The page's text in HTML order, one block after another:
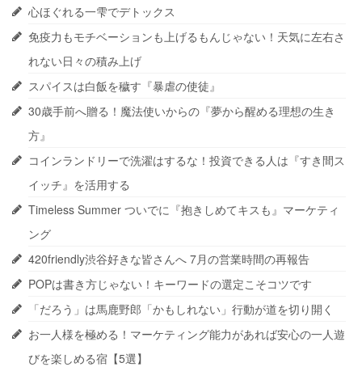
心ほぐれる一雫でデトックス
免疫力もモチベーションも上げるもんじゃない！天気に左右さ
れない日々の積み上げ
スパイスは白飯を穢す『暴虐の使徒』
30歳手前へ贈る！魔法使いからの『夢から醒める理想の生き
方』
コインランドリーで洗濯はするな！投資できる人は『すき間ス
イッチ』を活用する
Timeless Summer ついでに『抱きしめてキスも』マーケティ
ング
420friendly渋谷好きな皆さんへ 7月の営業時間の再報告
POPは書き方じゃない！キーワードの選定こそコツです
「だろう」は馬鹿野郎「かもしれない」行動が道を切り開く
お一人様を極める！マーケティング能力があれば安心の一人遊
びを楽しめる宿【5選】